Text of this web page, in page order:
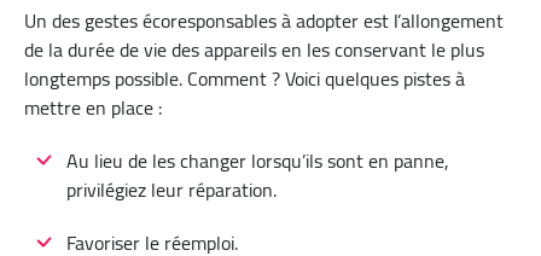
Un des gestes écoresponsables à adopter est l’allongement
de la durée de vie des appareils en les conservant le plus
longtemps possible. Comment ? Voici quelques pistes à
mettre en place :
Au lieu de les changer lorsqu’ils sont en panne,
privilégiez leur réparation.
Favoriser le réemploi.